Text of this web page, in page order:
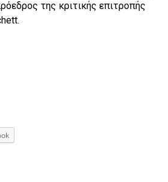
της κριτικής επιτροπής